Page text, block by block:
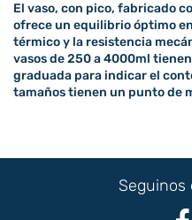
El vaso, con pico, fabricado
ofrece un equilibrio óptimo
térmico y la resistencia
vasos de 250 a 4000ml
graduada para indicar el
tamaños tienen un punto de
Seguinos